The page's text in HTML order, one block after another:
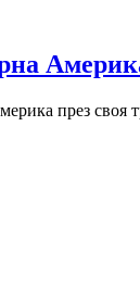
през своя